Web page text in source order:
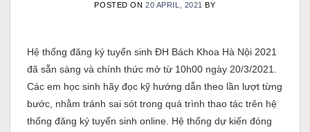
POSTED ON20 APRIL, 2021 BY
Hệ thống đăng ký tuyển sinh ĐH Bách Khoa Hà Nội 2021
đã sẵn sàng và chính thức mở từ 10h00 ngày 20/3/2021.
Các em học sinh hãy đọc kỹ hướng dẫn theo lần lượt từng
bước, nhằm tránh sai sót trong quá trình thao tác trên hệ
thống đăng ký tuyển sinh online. Hệ thống dự kiến đóng